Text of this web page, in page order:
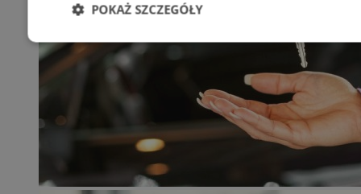
POKAŻ SZCZEGÓŁY
Niezbędne Wydajność
Niesklasyfikowane